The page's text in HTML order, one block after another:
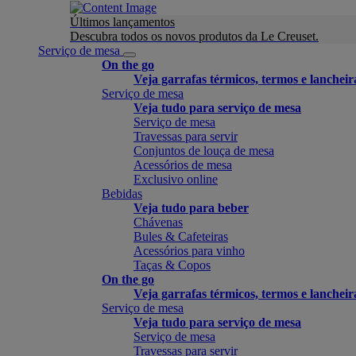
Últimos lançamentos
Descubra todos os novos produtos da Le Creuset.
Serviço de mesa
On the go
Veja garrafas térmicos, termos e
Serviço de mesa
Veja tudo para serviço de mesa
Serviço de mesa
Travessas para servir
Conjuntos de louça de mesa
Acessórios de mesa
Exclusivo online
Bebidas
Veja tudo para beber
Chávenas
Bules & Cafeteiras
Acessórios para vinho
Taças & Copos
On the go
Veja garrafas térmicos, termos e
Serviço de mesa
Veja tudo para serviço de mesa
Serviço de mesa
Travessas para servir